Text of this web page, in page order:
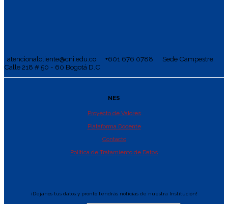
atencionalcliente@cni.edu.co +601 676 0788
Sede Campestre:
Calle 218 # 50 - 60 Bogotá D.C
NES
Proyecto de Valores
Plataforma Docente
Contacto
Política de Tratamiento de Datos
¡Dejanos tus datos y pronto tendrás noticias de nuestra Institución!